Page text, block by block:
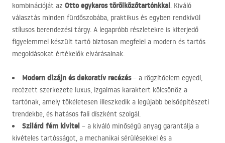
kombinációját az Otto egykaros törölközőtartónkkal. Kiváló
választás minden fürdőszobába, praktikus és egyben rendkívül
stílusos berendezési tárgy. A legapróbb részletekre is kiterjedő
figyelemmel készült tartó biztosan megfelel a modern és tartós
megoldásokat értékelők elvárásainak.
Modern dizájn és dekoratív recézés– a rögzítőelem egyedi,
recézett szerkezete luxus, izgalmas karaktert kölcsönöz a
tartónak, amely tökéletesen illeszkedik a legújabb belsőépítészeti
trendekbe, és hatásos fali díszként szolgál.
Szilárd fém kivitel – a kiváló minőségű anyag garantálja a
kivételes tartósságot, a mechanikai sérülésekkel és a